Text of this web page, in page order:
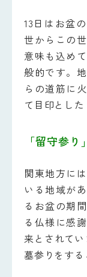
13日はお盆
世からこの
意味も込め
般的です。
らの道筋に
て目印とした
「留守参
関東地方に
いる地域が
るお盆の期
る仏様に感
来とされて
墓参りをする